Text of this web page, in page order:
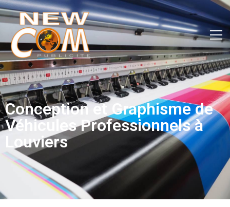
Conception et Graphisme de
Véhicules Professionnels à
Louviers